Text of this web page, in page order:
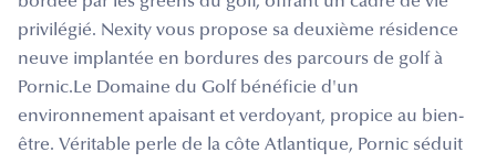
privilégié. Nexity vous propose sa deuxième résidence
neuve implantée en bordures des parcours de golf à
Pornic.Le Domaine du Golf bénéficie d'un
environnement apaisant et verdoyant, propice au bien-
être. Véritable perle de la côte Atlantique, Pornic séduit